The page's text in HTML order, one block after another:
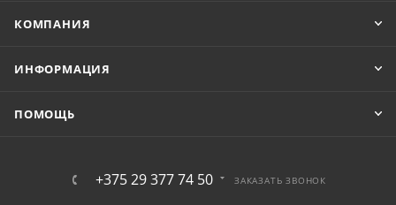
КОМПАНИЯ
ИНФОРМАЦИЯ
ПОМОЩЬ
+375 29 377 74 50 ЗАКАЗАТЬ ЗВОНОК